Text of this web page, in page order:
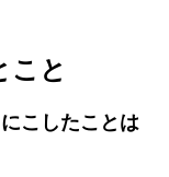
こと
こしたことは